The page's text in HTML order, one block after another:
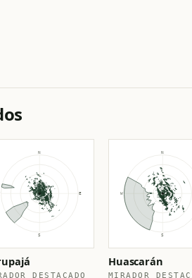
DESTACADO
Huascarán
MIRADOR